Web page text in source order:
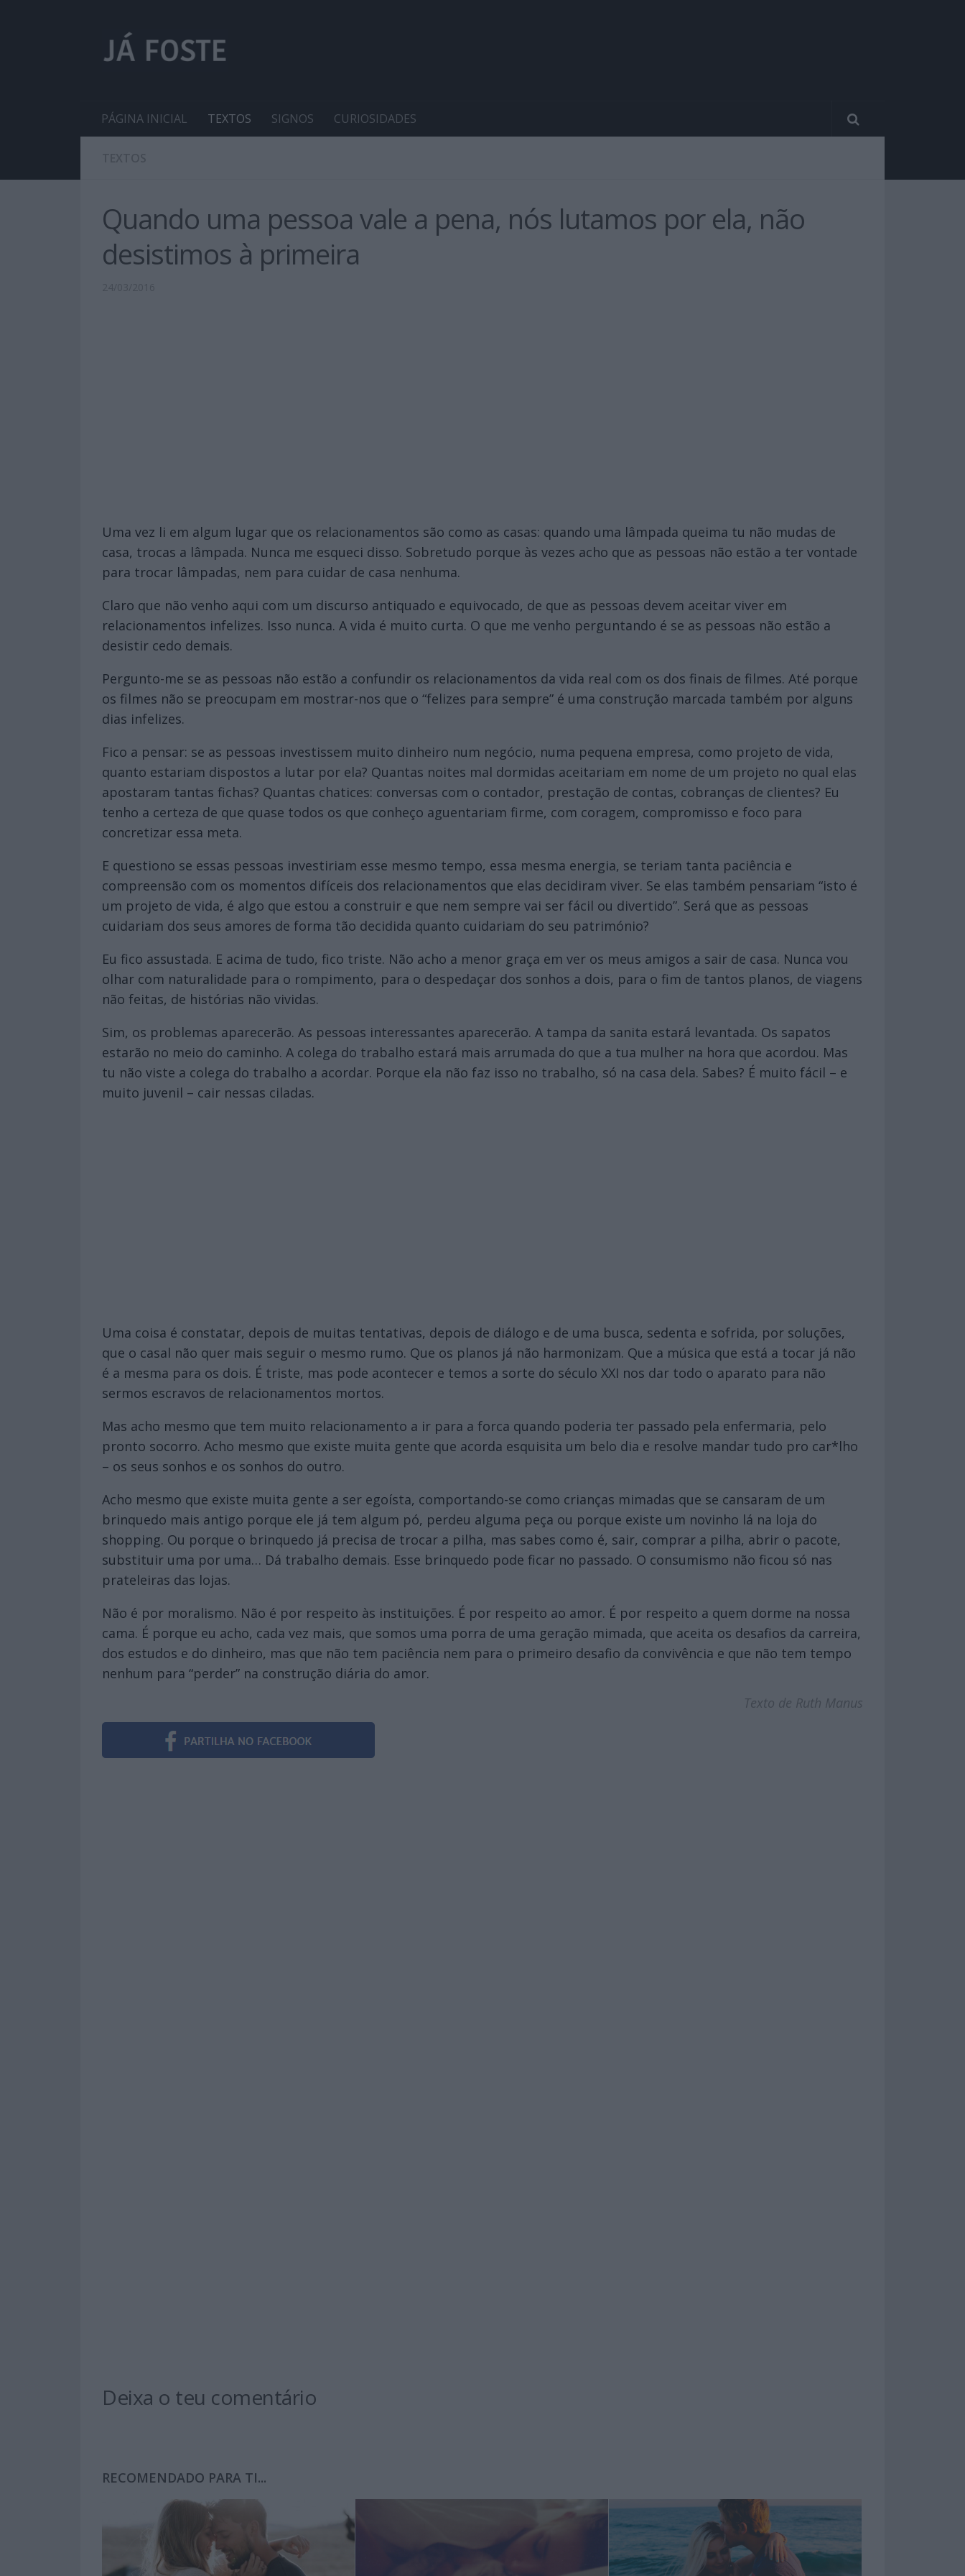
PÁGINA INICIAL TEXTOS SIGNOS CURIOSIDADES
Quando uma pessoa vale a pena, nós lutamos por ela, não
desistimos à primeira
Uma vez li em algum lugar que os relacionamentos são como as casas: quando uma lâmpada queima tu não mudas de
casa, trocas a lâmpada. Nunca me esqueci disso. Sobretudo porque às vezes acho que as pessoas não estão a ter vontade
para trocar lâmpadas, nem para cuidar de casa nenhuma.
Claro que não venho aqui com um discurso antiquado e equivocado, de que as pessoas devem aceitar viver em
relacionamentos infelizes. Isso nunca. A vida é muito curta. O que me venho perguntando é se as pessoas não estão a
desistir cedo demais.
Pergunto-me se as pessoas não estão a confundir os relacionamentos da vida real com os dos finais de filmes. Até porque
os filmes não se preocupam em mostrar-nos que o “felizes para sempre” é uma construção marcada também por alguns
dias infelizes.
Fico a pensar: se as pessoas investissem muito dinheiro num negócio, numa pequena empresa, como projeto de vida,
quanto estariam dispostos a lutar por ela? Quantas noites mal dormidas aceitariam em nome de um projeto no qual elas
apostaram tantas fichas? Quantas chatices: conversas com o contador, prestação de contas, cobranças de clientes? Eu
tenho a certeza de que quase todos os que conheço aguentariam firme, com coragem, compromisso e foco para
concretizar essa meta.
E questiono se essas pessoas investiriam esse mesmo tempo, essa mesma energia, se teriam tanta paciência e
compreensão com os momentos difíceis dos relacionamentos que elas decidiram viver. Se elas também pensariam “isto é
um projeto de vida, é algo que estou a construir e que nem sempre vai ser fácil ou divertido”. Será que as pessoas
cuidariam dos seus amores de forma tão decidida quanto cuidariam do seu património?
Eu fico assustada. E acima de tudo, fico triste. Não acho a menor graça em ver os meus amigos a sair de casa. Nunca vou
olhar com naturalidade para o rompimento, para o despedaçar dos sonhos a dois, para o fim de tantos planos, de viagens
não feitas, de histórias não vividas.
Sim, os problemas aparecerão. As pessoas interessantes aparecerão. A tampa da sanita estará levantada. Os sapatos
estarão no meio do caminho. A colega do trabalho estará mais arrumada do que a tua mulher na hora que acordou. Mas
tu não viste a colega do trabalho a acordar. Porque ela não faz isso no trabalho, só na casa dela. Sabes? É muito fácil – e
muito juvenil – cair nessas ciladas.
Uma coisa é constatar, depois de muitas tentativas, depois de diálogo e de uma busca, sedenta e sofrida, por soluções,
que o casal não quer mais seguir o mesmo rumo. Que os planos já não harmonizam. Que a música que está a tocar já não
é a mesma para os dois. É triste, mas pode acontecer e temos a sorte do século XXI nos dar todo o aparato para não
sermos escravos de relacionamentos mortos.
Mas acho mesmo que tem muito relacionamento a ir para a forca quando poderia ter passado pela enfermaria, pelo
pronto socorro. Acho mesmo que existe muita gente que acorda esquisita um belo dia e resolve mandar tudo pro car*lho
– os seus sonhos e os sonhos do outro.
Acho mesmo que existe muita gente a ser egoísta, comportando-se como crianças mimadas que se cansaram de um
brinquedo mais antigo porque ele já tem algum pó, perdeu alguma peça ou porque existe um novinho lá na loja do
shopping. Ou porque o brinquedo já precisa de trocar a pilha, mas sabes como é, sair, comprar a pilha, abrir o pacote,
substituir uma por uma… Dá trabalho demais. Esse brinquedo pode ficar no passado. O consumismo não ficou só nas
prateleiras das lojas.
Não é por moralismo. Não é por respeito às instituições. É por respeito ao amor. É por respeito a quem dorme na nossa
cama. É porque eu acho, cada vez mais, que somos uma porra de uma geração mimada, que aceita os desafios da carreira,
dos estudos e do dinheiro, mas que não tem paciência nem para o primeiro desafio da convivência e que não tem tempo
nenhum para “perder” na construção diária do amor.
Texto de Ruth Manus
Deixa o teu comentário
RECOMENDADO PARA TI...